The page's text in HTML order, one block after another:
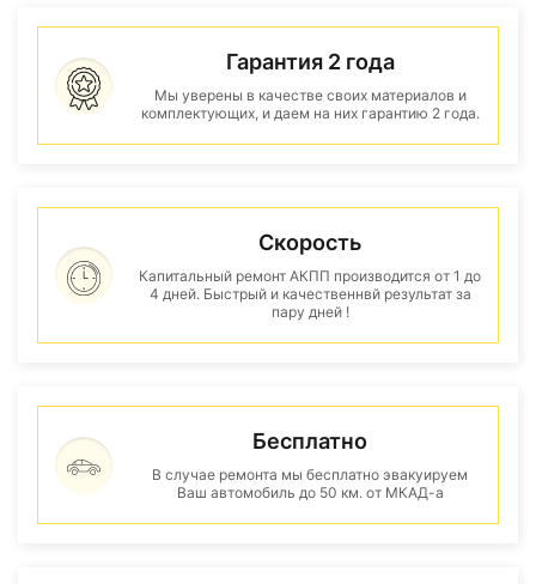
Гарантия 2 года
Мы уверены в качестве своих материалов и
комплектующих, и даем на них гарантию 2 года.
Скорость
Капитальный ремонт АКПП производится от 1 до
4 дней. Быстрый и качественнвй результат за
пару дней !
Бесплатно
В случае ремонта мы бесплатно эвакуируем
Ваш автомобиль до 50 км. от МКАД-а